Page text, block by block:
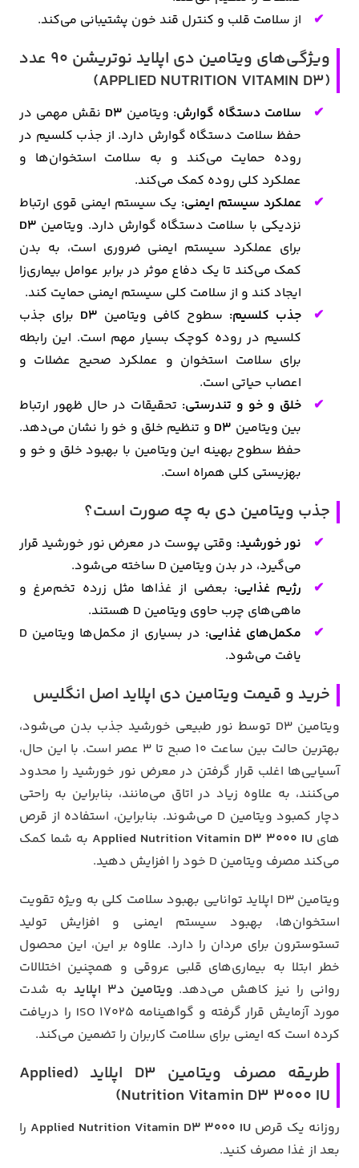
از سلامت قلب و کنترل قند خون پشتیبانی می‌کند.
ویژگی‌های ویتامین دی اپلاید نوتریشن 90 عدد
(APPLIED NUTRITION VITAMIN D3)
سلامت دستگاه گوارش: ویتامین D3 نقش مهمی در
حفظ سلامت دستگاه گوارش دارد. از جذب کلسیم در
روده حمایت می‌کند و به سلامت استخوان‌ها و
عملکرد کلی روده کمک می‌کند.
عملکرد سیستم ایمنی: یک سیستم ایمنی قوی ارتباط
نزدیکی با سلامت دستگاه گوارش دارد. ویتامین D3
برای عملکرد سیستم ایمنی ضروری است، به بدن
کمک می‌کند تا یک دفاع موثر در برابر عوامل بیماری‌زا
ایجاد کند و از سلامت کلی سیستم ایمنی حمایت کند.
جذب کلسیم: سطوح کافی ویتامین D3 برای جذب
کلسیم در روده کوچک بسیار مهم است. این رابطه
برای سلامت استخوان و عملکرد صحیح عضلات و
اعصاب حیاتی است.
خلق و خو و تندرستی: تحقیقات در حال ظهور ارتباط
بین ویتامین D3 و تنظیم خلق و خو را نشان می‌دهد.
حفظ سطوح بهینه این ویتامین با بهبود خلق و خو و
بهزیستی کلی همراه است.
جذب ویتامین دی به چه صورت است؟
نور خورشید: وقتی پوست در معرض نور خورشید قرار
می‌گیرد، در بدن ویتامین D ساخته می‌شود.
رژیم غذایی: بعضی از غذاها مثل زرده تخم‌مرغ و
ماهی‌های چرب حاوی ویتامین D هستند.
مکمل‌های غذایی:
در بسیاری از مکمل‌ها ویتامین D
یافت می‌شود.
خرید و قیمت ویتامین دی اپلاید اصل انگلیس
ویتامین D3 توسط نور طبیعی خورشید جذب بدن می‌شود،
بهترین حالت بین ساعت 10 صبح تا 3 عصر است. با این حال،
آسیایی‌ها اغلب قرار گرفتن در معرض نور خورشید را محدود
می‌کنند، به علاوه زیاد در اتاق می‌مانند، بنابراین به راحتی
دچار کمبود ویتامین D می‌شوند. بنابراین، استفاده از قرص
های
به شما کمک
می‌کند مصرف ویتامین D خود را افزایش دهید.
ویتامین D3 اپلاید توانایی بهبود سلامت کلی به ویژه تقویت
استخوان‌ها، بهبود سیستم ایمنی و افزایش تولید
تستوسترون برای مردان را دارد. علاوه بر این، این محصول
خطر ابتلا به بیماری‌های قلبی عروقی و همچنین اختلالات
روانی را نیز کاهش می‌دهد. ویتامین د3 اپلاید
به شدت
مورد آزمایش قرار گرفته و گواهینامه ISO 17025 را دریافت
کرده است که ایمنی برای سلامت کاربران را تضمین می‌کند.
طریقه مصرف ویتامین D3 اپلاید (Applied
Nutrition Vitamin D3 3000 IU)
روزانه یک قرص Applied Nutrition Vitamin D3 3000 IU را
بعد از غذا مصرف کنید.